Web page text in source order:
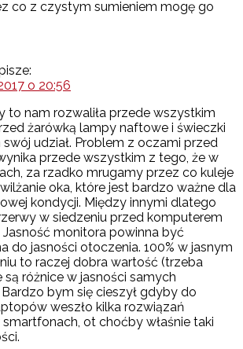
co z czystym sumieniem mogę go
o 20:56
to nam rozwaliła przede wszystkim
żarówką lampy naftowe i świeczki
udział. Problem z oczami przed
przede wszystkim z tego, że w
za rzadko mrugamy przez co kuleje
oka, które jest bardzo ważne dla
kondycji. Między innymi dlatego
w siedzeniu przed komputerem
monitora powinna być
do jasności otoczenia. 100% w jasnym
to raczej dobra wartość (trzeba
są różnice w jasności samych
bym się cieszył gdyby do
weszło kilka rozwiązań
ot choćby właśnie taki